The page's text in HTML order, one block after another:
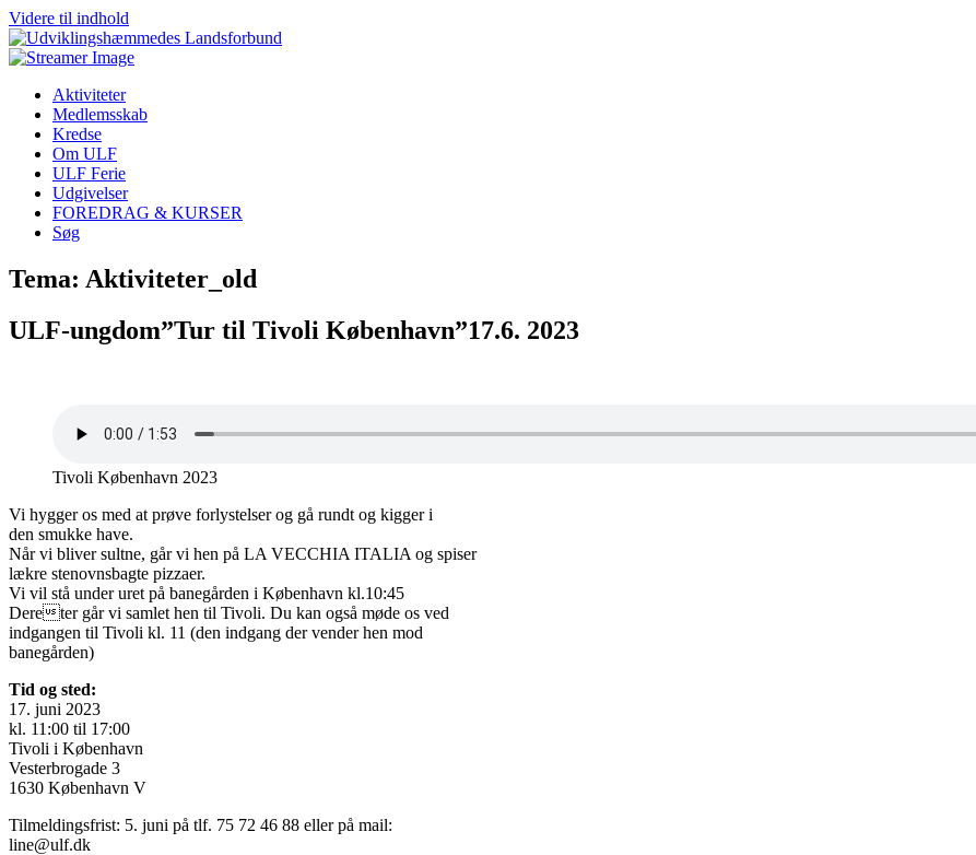
Videre til indhold
Aktiviteter
Medlemsskab
Kredse
Om ULF
ULF Ferie
Udgivelser
FOREDRAG & KURSER
Søg
Tema: Aktiviteter_old
ULF-ungdom”Tur til Tivoli København”17.6. 2023
Tivoli København 2023
Vi hygger os med at prøve forlystelser og gå rundt og kigger i
den smukke have.
Når vi bliver sultne, går vi hen på LA VECCHIA ITALIA og spiser
lækre stenovnsbagte pizzaer.
Vi vil stå under uret på banegården i København kl.10:45
Dereter går vi samlet hen til Tivoli. Du kan også møde os ved
indgangen til Tivoli kl. 11 (den indgang der vender hen mod
banegården)
Tid og sted:
17. juni 2023
kl. 11:00 til 17:00
Tivoli i København
Vesterbrogade 3
1630 København V
Tilmeldingsfrist: 5. juni på tlf. 75 72 46 88 eller på mail:
line@ulf.dk